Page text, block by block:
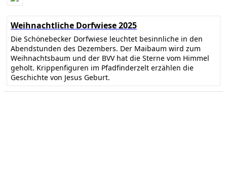
Weihnachtliche Dorfwiese 2025
Die Schönebecker Dorfwiese leuchtet besinnliche in den
Abendstunden des Dezembers. Der Maibaum wird zum
Weihnachtsbaum und der BVV hat die Sterne vom Himmel
geholt. Krippenfiguren im Pfadfinderzelt erzählen die
Geschichte von Jesus Geburt.